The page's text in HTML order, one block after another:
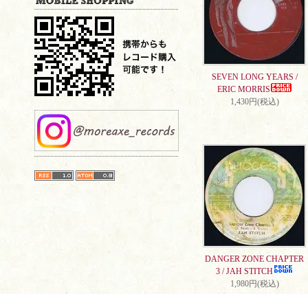
SEVEN LONG YEARS /
ERIC MORRIS
1,430円(税込)
DANGER ZONE CHAPTER
3 / JAH STITCH
1,980円(税込)